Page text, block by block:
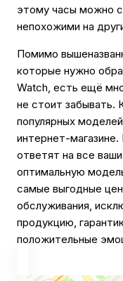
этому часы можно
непохожими на
Помимо
которые нужно
Watch, есть ещё
не стоит забывать.
популярных
интернет-
ответят на все
оптимальную
самые выгодные
обслуживания,
продукцию,
положительные